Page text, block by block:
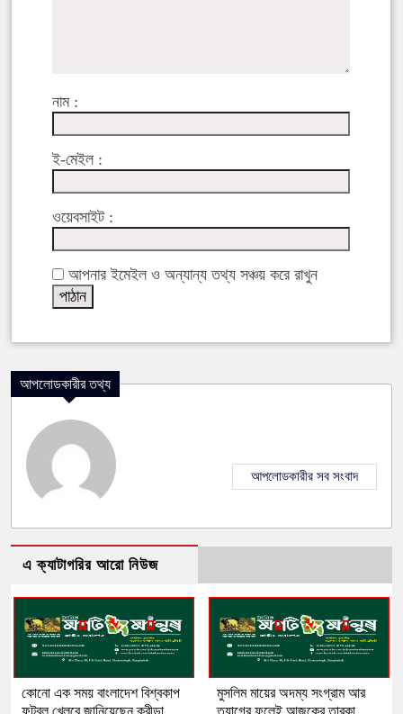
নাম :
ই-মেইল :
ওয়েবসাইট :
আপনার ইমেইল ও অন্যান্য তথ্য সঞ্চয় করে রাখুন
আপলোডকারীর তথ্য
আপলোডকারীর সব সংবাদ
এ ক্যাটাগরির আরো নিউজ
কোনো এক সময় বাংলাদেশ বিশ্বকাপ
ফুটবল খেলবে জানিয়েছেন ক্রীড়া
মুসলিম মায়ের অদম্য সংগ্রাম আর
ত্যাগের ফলেই আজকের তারকা